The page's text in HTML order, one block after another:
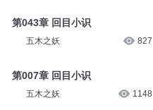
第043章 回目小识
五木之妖 827
第007章 回目小识
五木之妖 1148